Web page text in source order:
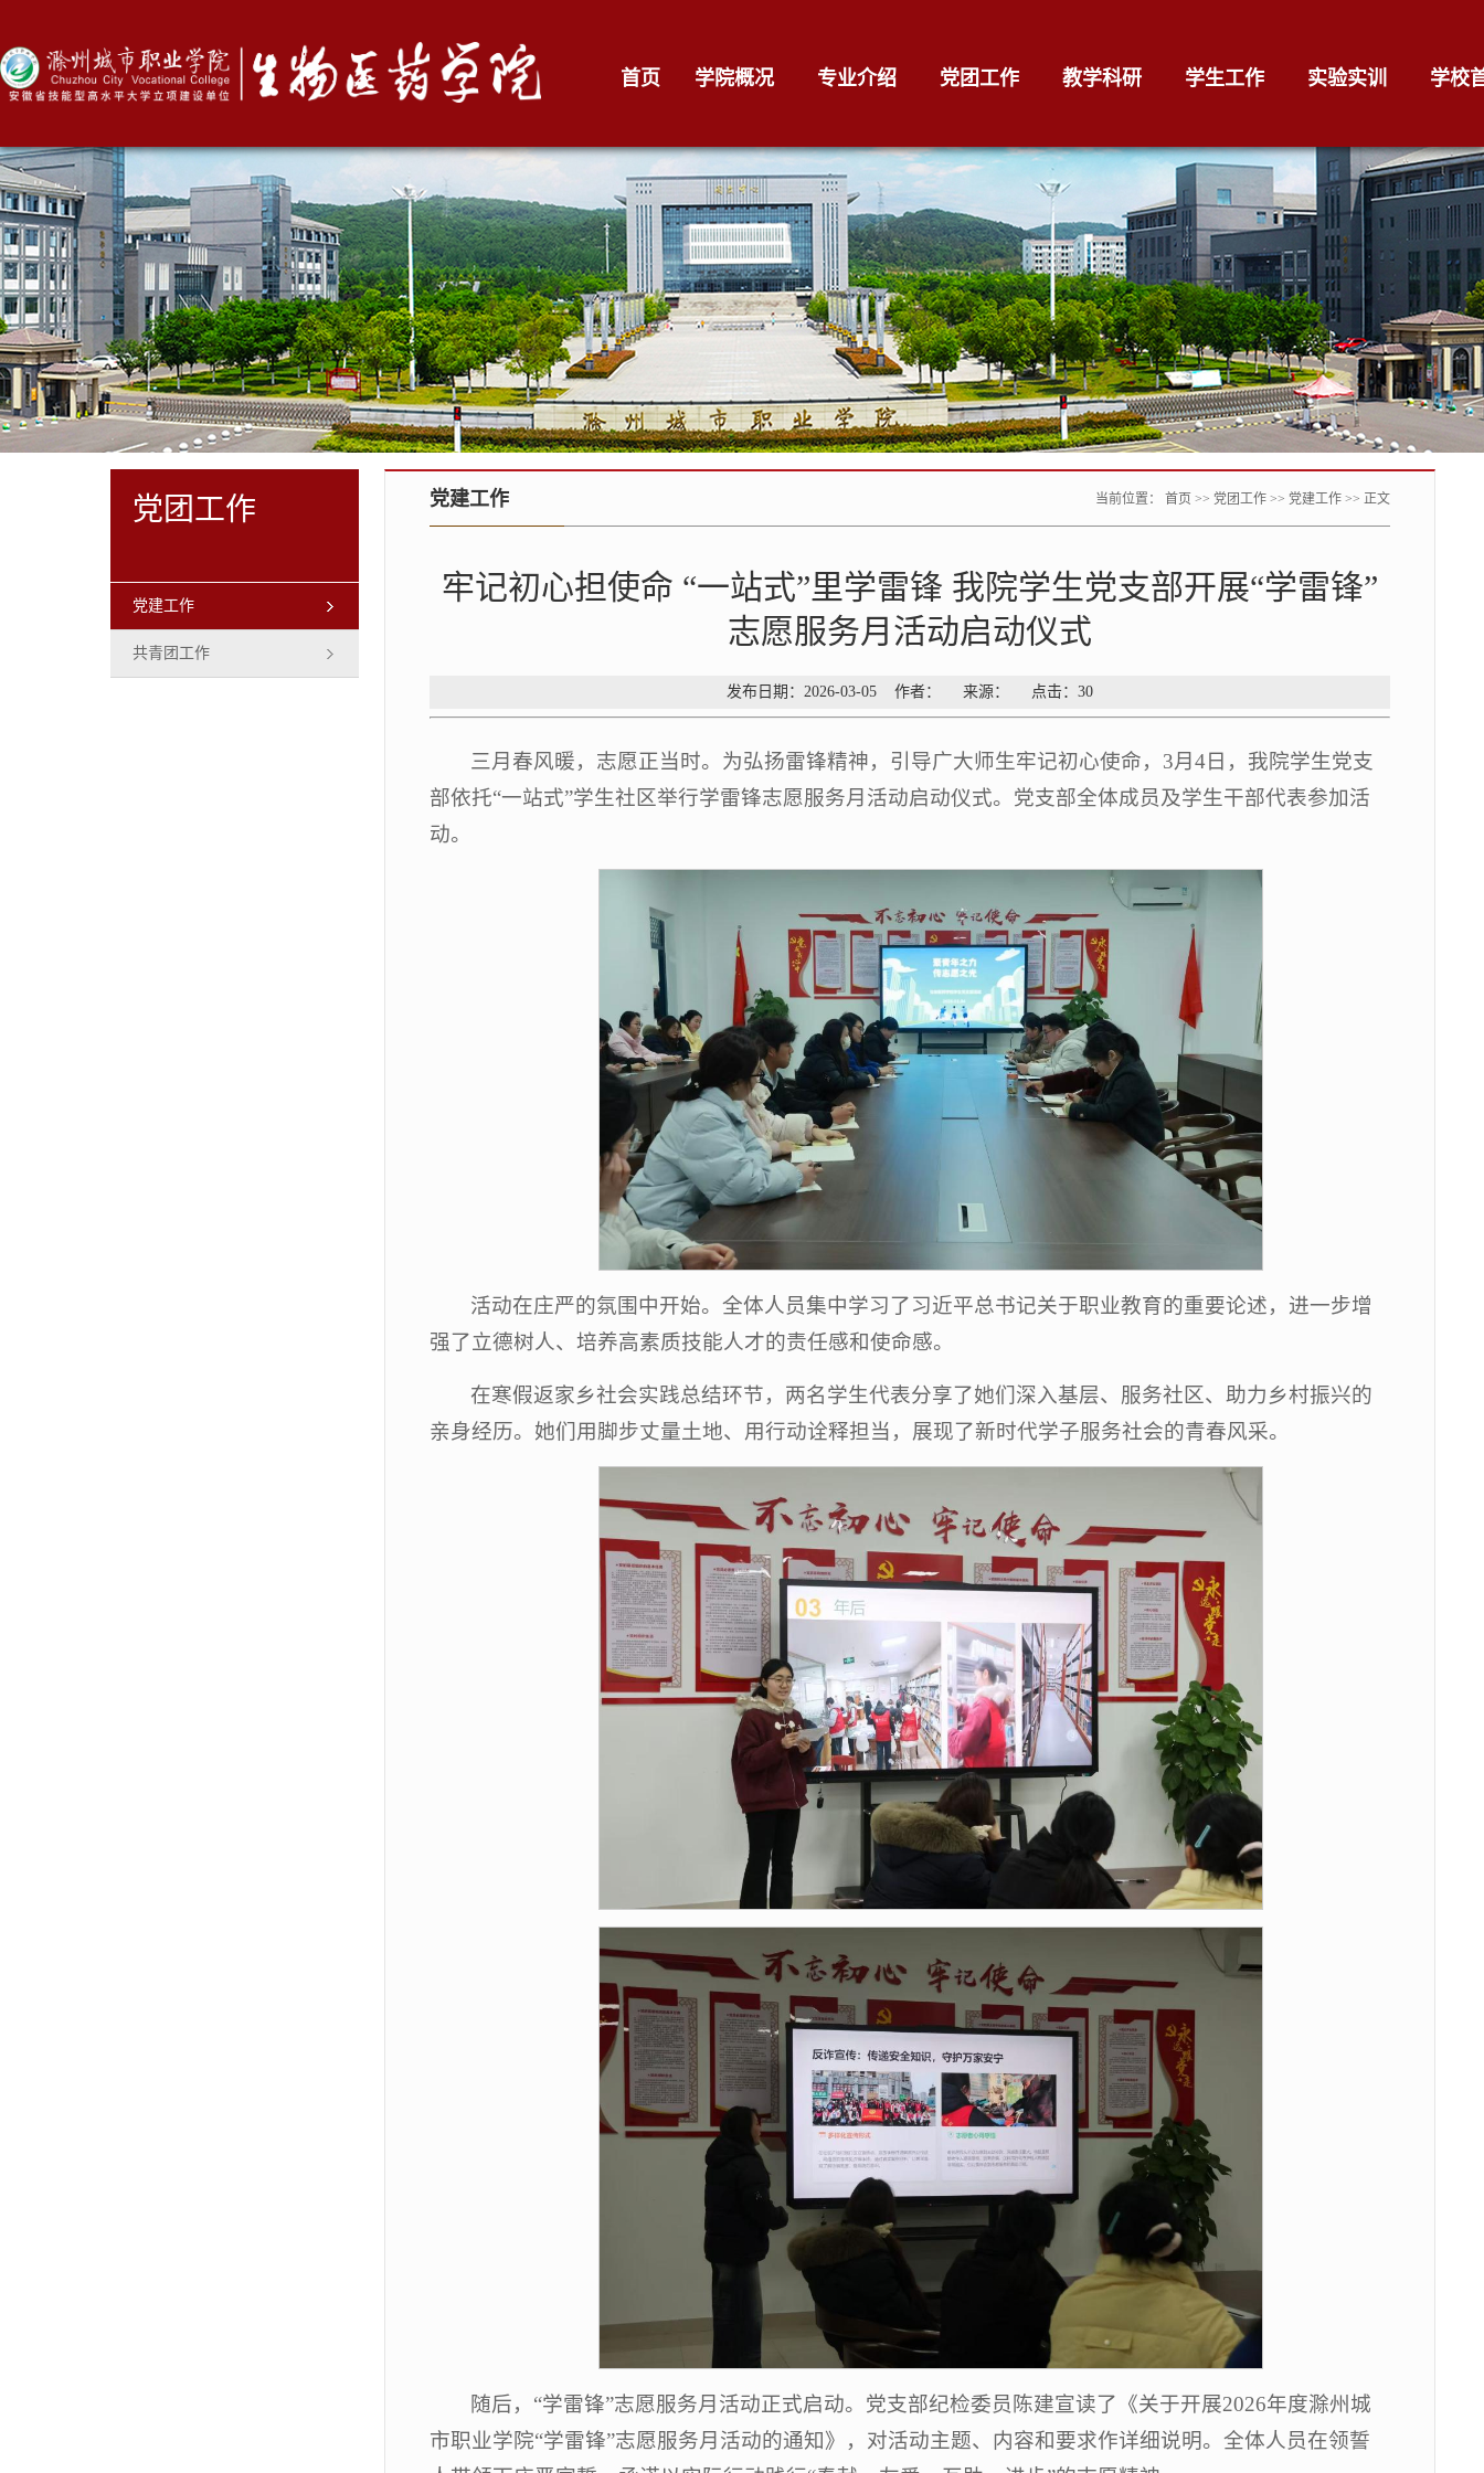
首页 学院概况 专业介绍 党团工作 教学科研 学生工作 实验实训 学校
党团工作
党建工作
共青团工作
党建工作 当前位置： 首页 >> 党团工作 >> 党建工作 >> 正文
牢记初心担使命 “一站式”里学雷锋 我院学生党支部开展“学雷锋”
志愿服务月活动启动仪式
发布日期：2026-03-05 作者： 来源： 点击： 30
三月春风暖，志愿正当时。为弘扬雷锋精神，引导广大师生牢记初心使命，3月4日，我院学生党支
部依托“一站式”学生社区举行学雷锋志愿服务月活动启动仪式。党支部全体成员及学生干部代表参加活
动。
活动在庄严的氛围中开始。全体人员集中学习了习近平总书记关于职业教育的重要论述，进一步增
强了立德树人、培养高素质技能人才的责任感和使命感。
在寒假返家乡社会实践总结环节，两名学生代表分享了她们深入基层、服务社区、助力乡村振兴的
亲身经历。她们用脚步丈量土地、用行动诠释担当，展现了新时代学子服务社会的青春风采。
随后，“学雷锋”志愿服务月活动正式启动。党支部纪检委员陈建宣读了《关于开展2026年度滁州城
市职业学院“学雷锋”志愿服务月活动的通知》，对活动主题、内容和要求作详细说明。全体人员在领誓